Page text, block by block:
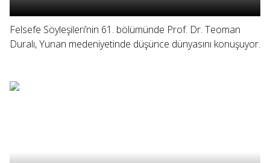
Felsefe Söyleşileri’nin 61. bölümünde Prof. Dr. Teoman
Duralı, Yunan medeniyetinde düşünce dünyasını konuşuyor.